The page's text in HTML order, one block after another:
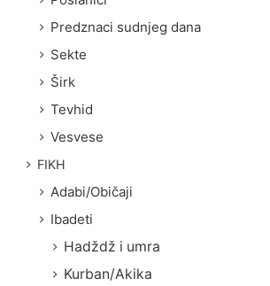
Predznaci sudnjeg dana
Sekte
Širk
Tevhid
Vesvese
FIKH
Adabi/Običaji
Ibadeti
Hadždž i umra
Kurban/Akika